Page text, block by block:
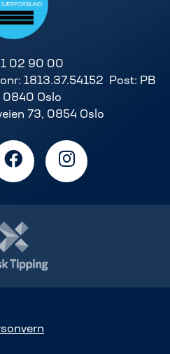
02 90 00
1813.37.54152 Post: PB
Oslo
73, 0854 Oslo